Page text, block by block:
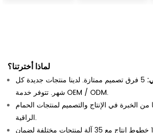
لماذا أخترتنا؟
5 فرق تصميم ممتازة. لدينا منتجات جديدة كل
شهر. تتوفر خدمة OEM / ODM.
من الخبرة في الإنتاج والتصميم لمنتجات الحمام
الراقية.
10 خطوط إنتاج مع 35 آلة لمنتجات مختلفة لضمان